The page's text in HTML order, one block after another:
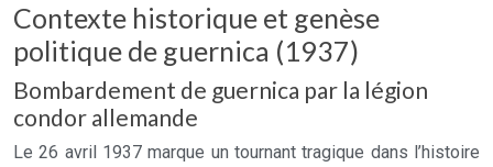
Contexte historique et genèse
politique de guernica (1937)
Bombardement de guernica par la légion
condor allemande
Le 26 avril 1937 marque un tournant tragique dans l’histoire